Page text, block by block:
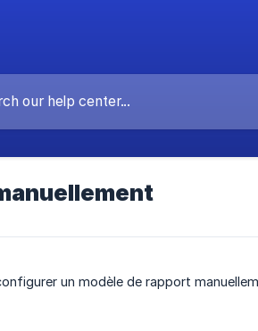
un modèle de rapport